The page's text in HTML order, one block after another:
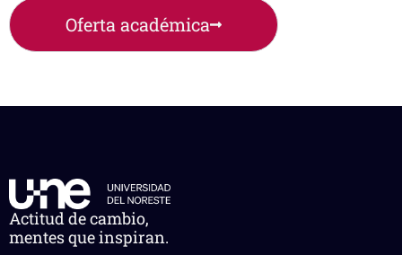
Oferta académica
Actitud de cambio,
mentes que inspiran.